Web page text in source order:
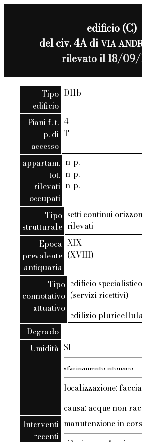
edificio (C)
del civ. 4A diVIA
rilevato il 18/09/
Tipo
edificio
D11b
Piani f. t.
p. di
accesso
4
T
appartam.
tot.
rilevati
occupati
n. p.
n. p.
n. p.
Tipo
strutturale
setti continui
rilevati
Epoca
prevalente
antiquaria
XIX
(XVIII)
Tipo
connotativo
attuativo
edificio specialistico
(servizi ricettivi)
edilizio
Degrado
Umidità SI
sfarinamento intonaco
localizzazione:
causa: acque non
Interventi
recenti
manutenzione in